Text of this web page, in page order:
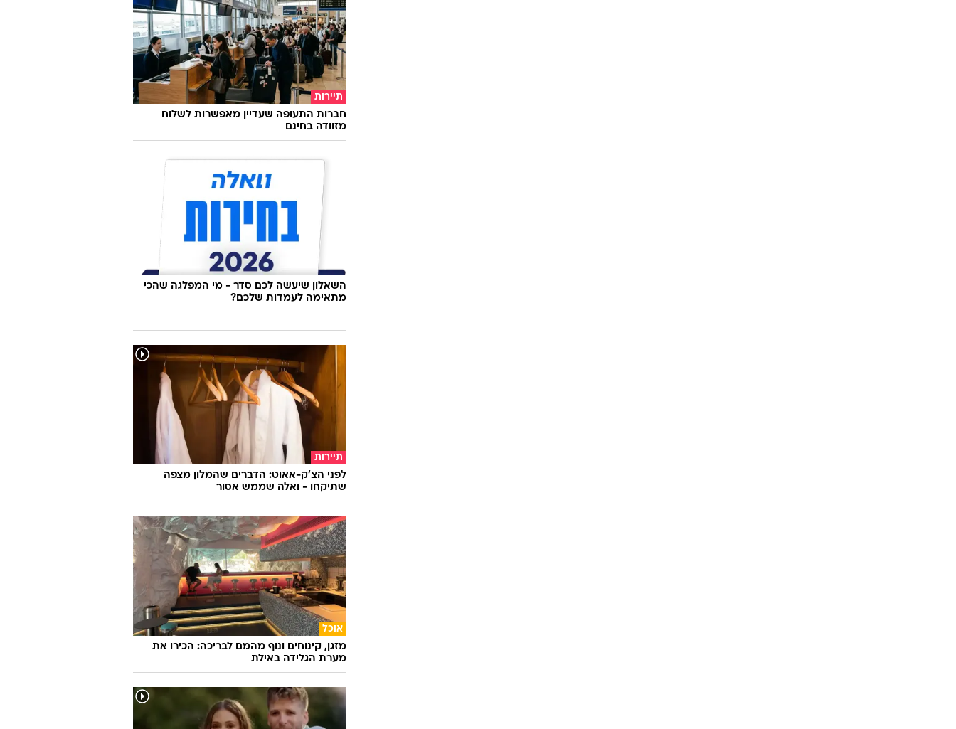
תיירות
חברות התעופה שעדיין מאפשרות לשלוח
מזוודה בחינם
השאלון שיעשה לכם סדר - מי המפלגה שהכי
מתאימה לעמדות שלכם?
תיירות
לפני הצ'ק-אאוט: הדברים שהמלון מצפה
שתיקחו - ואלה שממש אסור
אוכל
מזגן, קינוחים ונוף מהמם לבריכה: הכירו את
מערת הגלידה באילת